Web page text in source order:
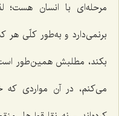
مرحله‌ای با انسان هست؛
برنمی‌دارد و به‌طور کلّی هر
بکند، مطلبش همین‌طور
می‌کنم، در آن مواردی که